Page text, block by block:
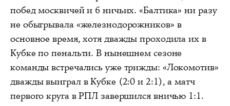
побед москвичей и 6 ничьих. «Балтика» ни разу
не обыгрывала «железнодорожников» в
основное время, хотя дважды проходила их в
Кубке по пенальти. В нынешнем сезоне
команды встречались уже трижды: «Локомотив»
дважды выиграл в Кубке (2:0 и 2:1), а матч
первого круга в РПЛ завершился вничью 1:1.